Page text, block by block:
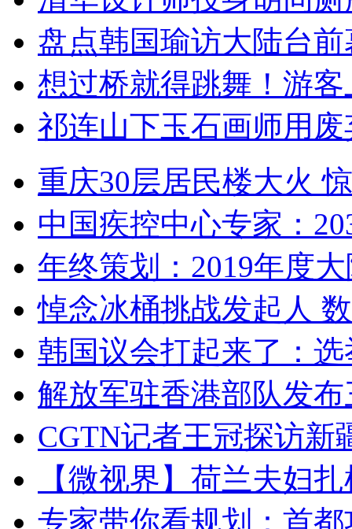
盘点韩国瑜访大陆台
想过桥就得跳舞！游客
祁连山下玉石画师用
重庆30层居民楼大火
中国疾控中心专家：
年终策划：2019年度
悼念冰桶挑战发起人
韩国议会打起来了：
解放军驻香港部队发
CGTN记者王冠探访新
【微视界】荷兰夫妇
专家带你看规划：首